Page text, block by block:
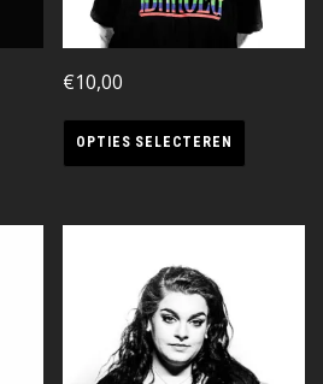
€10,00
OPTIES SELECTEREN